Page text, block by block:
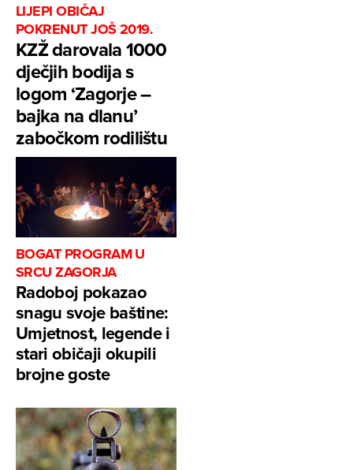
LIJEPI OBIČAJ
POKRENUT JOŠ 2019.
KZŽ darovala 1000
dječjih bodija s
logom ‘Zagorje –
bajka na dlanu’
zabočkom rodilištu
BOGAT PROGRAM U
SRCU ZAGORJA
Radoboj pokazao
snagu svoje baštine:
Umjetnost, legende i
stari običaji okupili
brojne goste